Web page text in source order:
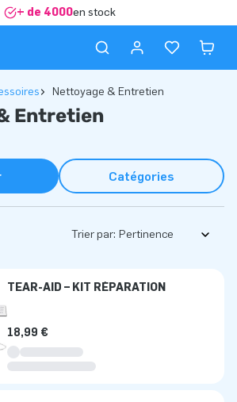
+ de 4000en stock
Nettoyage & Entretien
Entretien
Catégories
Trier par:
TEAR-AID – KIT RÉPARATION
18,99 €